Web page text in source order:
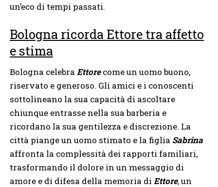
un’eco di tempi passati.
Bologna ricorda Ettore tra affetto
e stima
Bologna celebra Ettorecome un uomo buono,
riservato e generoso. Gli amici e i conoscenti
sottolineano la sua capacità di ascoltare
chiunque entrasse nella sua barberia e
ricordano la sua gentilezza e discrezione. La
città piange un uomo stimato e la figlia Sabrina
affronta la complessità dei rapporti familiari,
trasformando il dolore in un messaggio di
amore e di difesa della memoria di Ettore, un